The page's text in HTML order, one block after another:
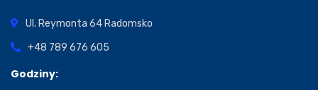
Ul. Reymonta 64 Radomsko
+48 789 676 605
Godziny: